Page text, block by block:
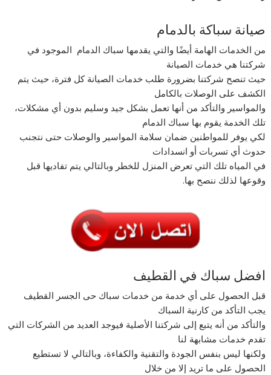
صيانة سباكة بالدمام
من الخدمات الهامة أيضًا والتي يقدمها سباك الدمام الموجود في
شركتنا هي خدمات الصيانة
حيث تنصح شركتنا بضرورة طلب خدمات الصيانة كل فترة، حيث يتم
الكشف على الوصلات بالكامل
والمواسير والتأكد من أنها تعمل بشكل جيد وسليم بدون أي مشكلات،
تلك الخدمة يقوم بها سباك الدمام
لكي يوفر للمواطنين ضمان سلامة المواسير والوصلات حتى نتجنب
حدوث أي تسربات أو انسدادات
في المياه تلك التي تعرض المنزل للخطر وبالتالي يتم تفاديها قبل
وقوعها لذلك ننصح بها.
افضل سباك في القطيف
قبل الحصول على أي خدمة من خدمات سباك حى الجسر القطيف
يجب التأكد من كارنية السباك
والتأكد من أنه يتبع إلى شركتنا الأصلية فيوجد العديد من الشركات التي
تقدم خدمات مشابهة لنا
ولكنها ليس بنفس الجودة والتقنية والكفاءة، وبالتالي لا تستطيع
الحصول على ما تريد إلا من خلال